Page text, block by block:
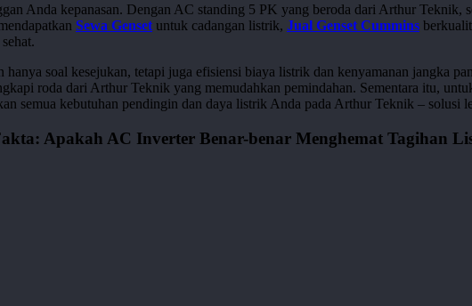
Anda kepanasan. Dengan AC standing 5 PK yang beroda dari Arthur
Sewa Genset untuk cadangan listrik, Jual Genset Cummins
soal kesejukan, tetapi juga efisiensi biaya listrik dan kenyamanan jangka
roda dari Arthur Teknik yang memudahkan pemindahan. Sementara itu,
semua kebutuhan pendingin dan daya listrik Anda pada Arthur Teknik –
Apakah AC Inverter Benar-benar Menghemat Tagihan